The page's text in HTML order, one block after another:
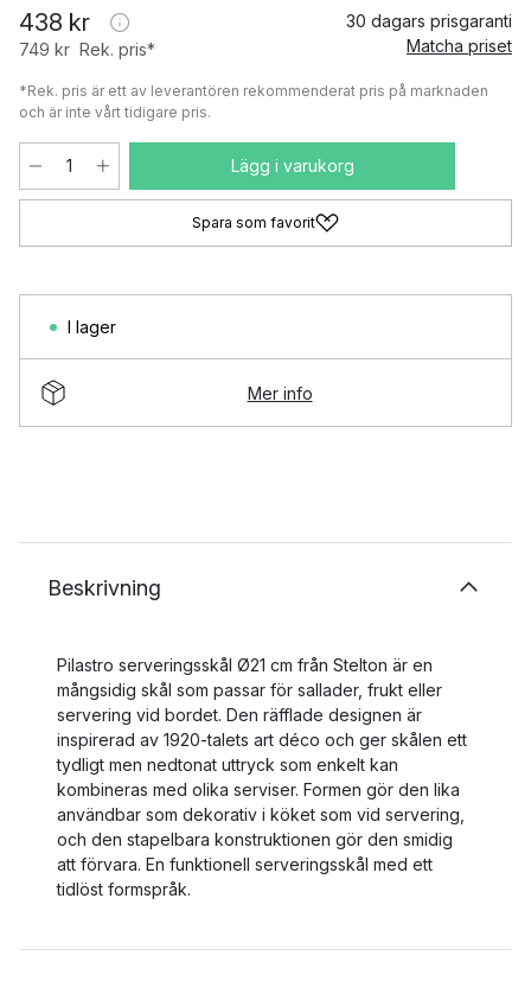
438 kr
749 kr Rek. pris*
30 dagars prisgaranti
Matcha priset
*Rek. pris är ett av leverantören rekommenderat pris på marknaden
och är inte vårt tidigare pris.
Lägg i varukorg
Spara som favorit
I lager
Mer info
Beskrivning
Pilastro serveringsskål Ø21 cm från Stelton är en
mångsidig skål som passar för sallader, frukt eller
servering vid bordet. Den räfflade designen är
inspirerad av 1920-talets art déco och ger skålen ett
tydligt men nedtonat uttryck som enkelt kan
kombineras med olika serviser. Formen gör den lika
användbar som dekorativ i köket som vid servering,
och den stapelbara konstruktionen gör den smidig
att förvara. En funktionell serveringsskål med ett
tidlöst formspråk.